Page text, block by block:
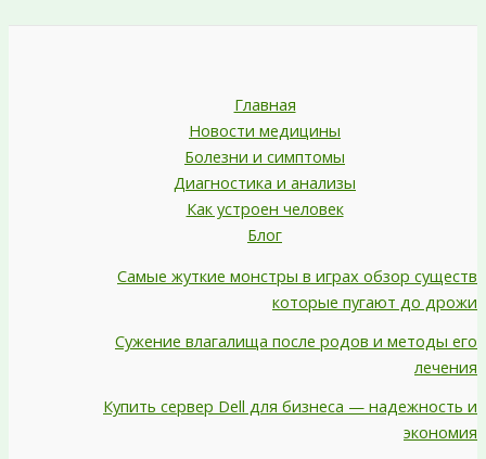
Главная
Новости медицины
Болезни и симптомы
Диагностика и анализы
Как устроен человек
Блог
Самые жуткие монстры в играх обзор существ
которые пугают до дрожи
Сужение влагалища после родов и методы его
лечения
Купить сервер Dell для бизнеса — надежность и
экономия